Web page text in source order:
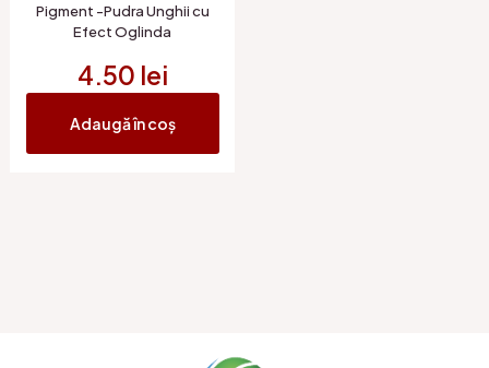
Pigment -Pudra Unghii cu
Efect Oglinda
4.50 lei
Adaugă în coș